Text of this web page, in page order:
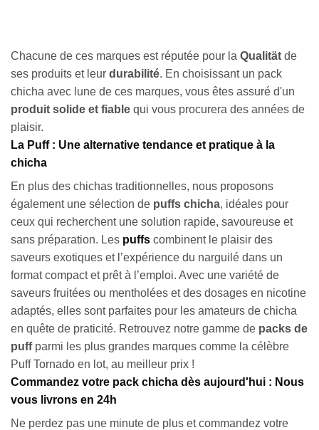
Chacune de ces marques est réputée pour la Qualität de
ses produits et leur durabilité. En choisissant un pack
chicha avec lune de ces marques, vous êtes assuré d'un
produit solide et fiable qui vous procurera des années de
plaisir.
La Puff : Une alternative tendance et pratique à la
chicha
En plus des chichas traditionnelles, nous proposons
également une sélection de puffs chicha, idéales pour
ceux qui recherchent une solution rapide, savoureuse et
sans préparation. Les puffs combinent le plaisir des
saveurs exotiques et l’expérience du narguilé dans un
format compact et prêt à l’emploi. Avec une variété de
saveurs fruitées ou mentholées et des dosages en nicotine
adaptés, elles sont parfaites pour les amateurs de chicha
en quête de praticité. Retrouvez notre gamme de packs de
puffparmi les plus grandes marques comme la célèbre
Puff Tornado en lot, au meilleur prix !
Commandez votre pack chicha dès aujourd'hui : Nous
vous livrons en 24h
Ne perdez pas une minute de plus et commandez votre